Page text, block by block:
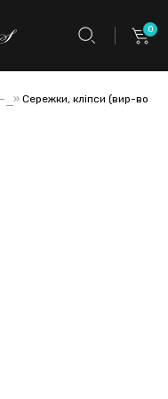
0
» Сережки, кліпси (вир-во